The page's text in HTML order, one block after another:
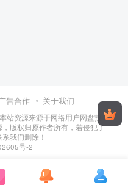
告合作 关于我们
本站资源来源于网络用户网盘投
版权归原作者所有，若侵犯了
我们删除！
号-2